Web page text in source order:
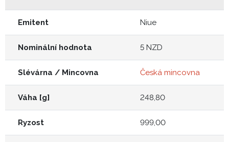
Emitent Niue
Nominální hodnota 5 NZD
Slévárna / Mincovna Česká mincovna
Váha [g] 248,80
Ryzost 999,00